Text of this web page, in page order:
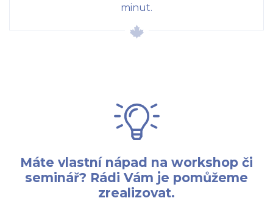
minut.
Máte vlastní nápad na workshop či
seminář? Rádi Vám je pomůžeme
zrealizovat.